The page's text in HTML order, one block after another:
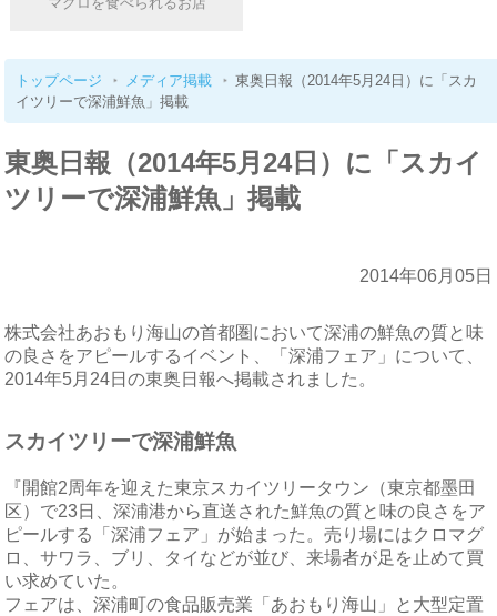
トップページ メディア掲載
東奥日報（2014年5月24日）に「スカ
イツリーで深浦鮮魚」掲載
東奥日報（2014年5月24日）に「スカイ
ツリーで深浦鮮魚」掲載
2014年06月05日
株式会社あおもり海山の首都圏において深浦の鮮魚の質と味
の良さをアピールするイベント、「深浦フェア」について、
2014年5月24日の東奥日報へ掲載されました。
スカイツリーで深浦鮮魚
『開館2周年を迎えた東京スカイツリータウン（東京都墨田
区）で23日、深浦港から直送された鮮魚の質と味の良さをア
ピールする「深浦フェア」が始まった。売り場にはクロマグ
ロ、サワラ、ブリ、タイなどが並び、来場者が足を止めて買
い求めていた。
フェアは、深浦町の食品販売業「あおもり海山」と大型定置